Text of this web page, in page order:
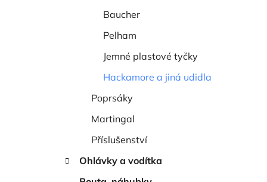
Baucher
Pelham
Jemné plastové tyčky
Hackamore a jiná udidla
Poprsáky
Martingal
Příslušenství
Ohlávky a vodítka